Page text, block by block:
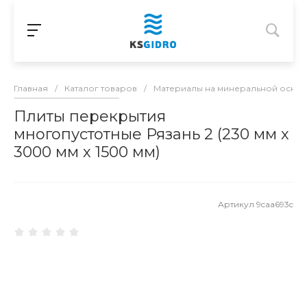
Главная / Каталог товаров / Материалы на минеральной
Плиты перекрытия
многопустотные Рязань 2 (230 мм х
3000 мм х 1500 мм)
Артикул 9caa693c